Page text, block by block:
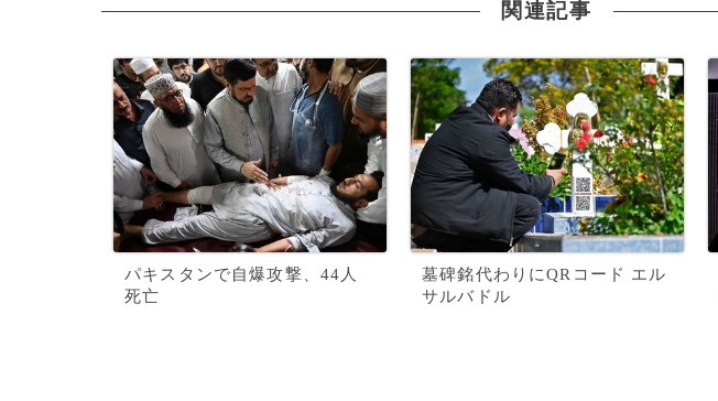
関連記事
パキスタンで自爆攻撃、44人
死亡
墓碑銘代わりにQRコード エル
サルバドル